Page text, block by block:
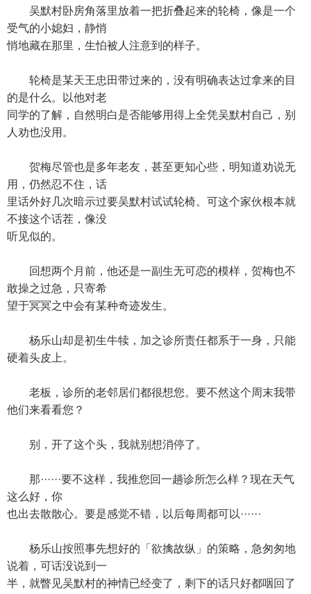
吴默村卧房角落里放着一把折叠起来的轮椅，像是一个
受气的小媳妇，静悄
悄地藏在那里，生怕被人注意到的样子。
轮椅是某天王忠田带过来的，没有明确表达过拿来的目
的是什么。以他对老
同学的了解，自然明白是否能够用得上全凭吴默村自己，别
人劝也没用。
贺梅尽管也是多年老友，甚至更知心些，明知道劝说无
用，仍然忍不住，话
里话外好几次暗示过要吴默村试试轮椅。可这个家伙根本就
不接这个话茬，像没
听见似的。
回想两个月前，他还是一副生无可恋的模样，贺梅也不
敢操之过急，只寄希
望于冥冥之中会有某种奇迹发生。
杨乐山却是初生牛犊，加之诊所责任都系于一身，只能
硬着头皮上。
老板，诊所的老邻居们都很想您。要不然这个周末我带
他们来看看您？
别，开了这个头，我就别想消停了。
那······要不这样，我推您回一趟诊所怎么样？现在天气
这么好，你
也出去散散心。要是感觉不错，以后每周都可以······
杨乐山按照事先想好的「欲擒故纵」的策略，急匆匆地
说着，可话没说到一
半，就瞥见吴默村的神情已经变了，剩下的话只好都咽回了